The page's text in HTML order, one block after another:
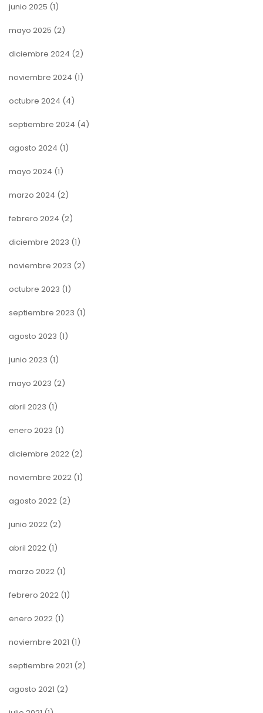
junio 2025 (1)
mayo 2025 (2)
diciembre 2024 (2)
noviembre 2024 (1)
octubre 2024 (4)
septiembre 2024 (4)
agosto 2024 (1)
mayo 2024 (1)
marzo 2024 (2)
febrero 2024 (2)
diciembre 2023 (1)
noviembre 2023 (2)
octubre 2023 (1)
septiembre 2023 (1)
agosto 2023 (1)
junio 2023 (1)
mayo 2023 (2)
abril 2023 (1)
enero 2023 (1)
diciembre 2022 (2)
noviembre 2022 (1)
agosto 2022 (2)
junio 2022 (2)
abril 2022 (1)
marzo 2022 (1)
febrero 2022 (1)
enero 2022 (1)
noviembre 2021 (1)
septiembre 2021 (2)
agosto 2021 (2)